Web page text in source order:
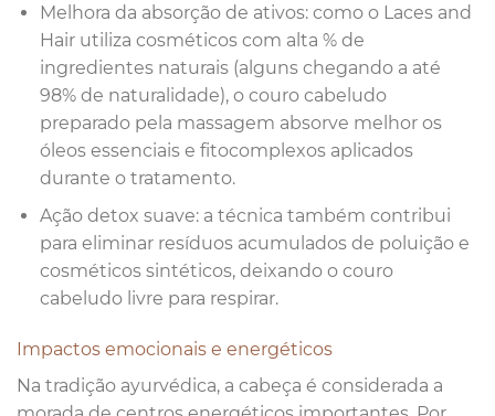
Melhora da absorção de ativos: como o Laces and
Hair utiliza cosméticos com alta % de
ingredientes naturais (alguns chegando a até
98% de naturalidade), o couro cabeludo
preparado pela massagem absorve melhor os
óleos essenciais e fitocomplexos aplicados
durante o tratamento.
Ação detox suave: a técnica também contribui
para eliminar resíduos acumulados de poluição e
cosméticos sintéticos, deixando o couro
cabeludo livre para respirar.
Impactos emocionais e energéticos
Na tradição ayurvédica, a cabeça é considerada a